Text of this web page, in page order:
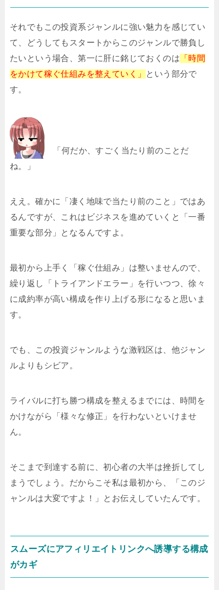
それでもこの投資系ジャンルに強い魅力を感じてい
て、どうしてもスタートからこのジャンルで勝負し
たいという場合、第一に肝に銘じておくのは 「時間
をかけて稼ぐ仕組みを整えていく」
という部分で
す。
「何だか、すごく当たり前のことだ
ね。」
ええ。確かに「凄く地味で当たり前のこと」ではあ
るんですが、これはビジネスを進めていくと「一番
重要な部分」となるんですよ。
最初から上手く「稼ぐ仕組み」は整いませんので、
繰り返し「トライアンドエラー」を行いつつ、徐々
に成約率が高い構成を作り上げる形になると思いま
す。
でも、この投資ジャンルような激戦区は、他ジャン
ルよりもシビア。
ライバルに打ち勝つ構成を整えるまでには、時間を
かけながら「様々な修正」を行わないといけませ
ん。
そこまで到達する前に、初心者の大半は挫折してし
まうでしょう。だからこそ私は最初から、「このジ
ャンルは大変ですよ！」とお伝えしていたんです。
スムーズにアフィリエイトリンクへ誘導する構成
がカギ